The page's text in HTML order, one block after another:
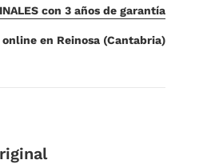
con 3 años de garantía
en Reinosa (Cantabria)